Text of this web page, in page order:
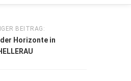
BEITRAG:
Horizonte in